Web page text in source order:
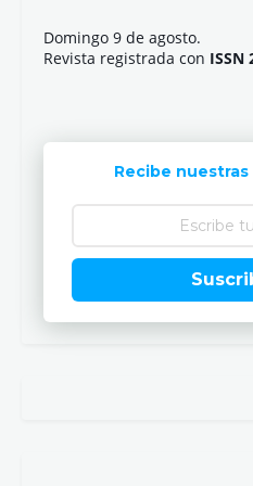
Domingo 9 de agosto.
Revista registrada con ISSN
Recibe